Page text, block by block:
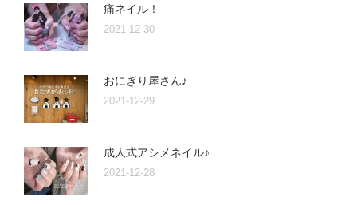
痛ネイル！
2021-12-30
おにぎり屋さん♪
2021-12-29
成人式アシメネイル♪
2021-12-28